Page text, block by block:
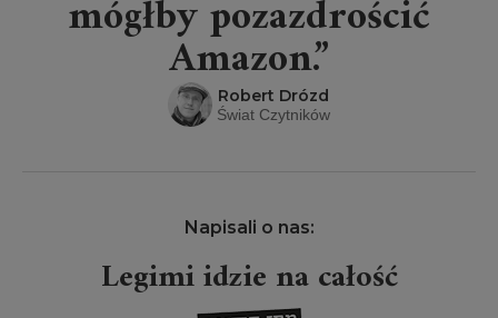
mógłby pozazdrościć
Amazon.”
Robert Drózd
Świat Czytników
Napisali o nas:
Legimi idzie na całość